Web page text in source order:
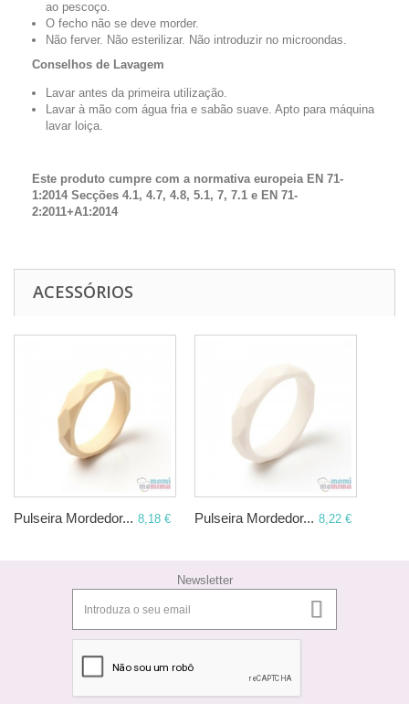
ao pescoço.
O fecho não se deve morder.
Não ferver. Não esterilizar. Não introduzir no microondas.
Conselhos de Lavagem
Lavar antes da primeira utilização.
Lavar à mão com água fria e sabão suave. Apto para máquina
lavar loiça.
Este produto cumpre com a normativa europeia EN 71-
1:2014 Secções 4.1, 4.7, 4.8, 5.1, 7, 7.1 e EN 71-
2:2011+A1:2014
ACESSÓRIOS
Pulseira Mordedor... 8,18 € Pulseira Mordedor... 8,22 €
Newsletter